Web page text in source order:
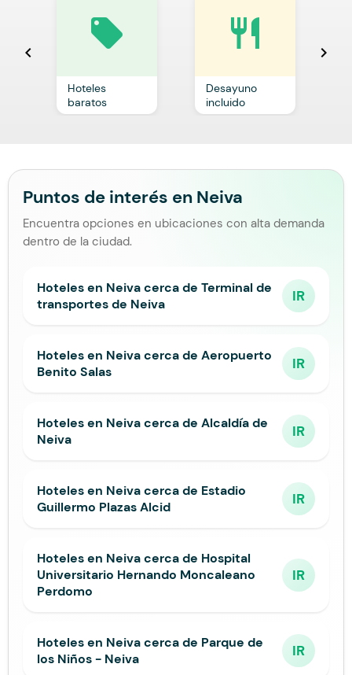
chevron_left
local_offer
Hoteles
baratos
restaurant
Desayuno
incluido
chevron_right
Puntos de interés en Neiva
Encuentra opciones en ubicaciones con alta demanda
dentro de la ciudad.
Hoteles en Neiva cerca de Terminal de
transportes de Neiva
IR
Hoteles en Neiva cerca de Aeropuerto
Benito Salas
IR
Hoteles en Neiva cerca de Alcaldía de
Neiva
IR
Hoteles en Neiva cerca de Estadio
Guillermo Plazas Alcid
IR
Hoteles en Neiva cerca de Hospital
Universitario Hernando Moncaleano
Perdomo
IR
Hoteles en Neiva cerca de Parque de
los Niños - Neiva
IR